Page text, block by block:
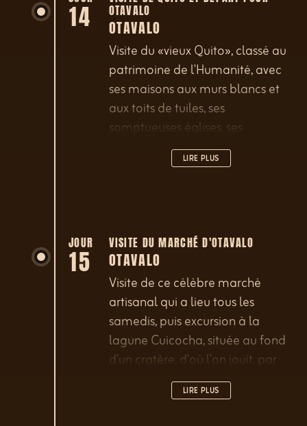
rouges, renards des Andes,
condors). Possibilité de monter
jusqu'au refuge, situé à 4'800 m.
Continuation vers Quito.
14 OTAVALO
OTAVALO
Visite du «vieux Quito», classé au
patrimoine de l'Humanité, avec
ses maisons aux murs blancs et
aux toits de tuiles, ses
somptueuses églises, ses
couvents, ses petites ruelles
pavées, ses places et ses patios
d'un virage, vous découvrirez une
vue spectaculaire sur le volcan
Imbabura, au pied duquel se
trouve le pittoresque lac San
Pablo.
LIRE PLUS
JOUR
15
VISITE DU MARCHÉ D'OTAVALO
OTAVALO
Visite de ce célèbre marché
artisanal qui a lieu tous les
samedis, puis excursion à la
lagune Cuicocha, située au fond
d'un cratère, d'où l'on jouit, par
temps clair, d'une vue
spectaculaire sur le volcan
LIRE PLUS